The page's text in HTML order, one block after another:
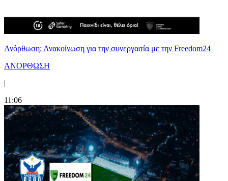
Ανόρθωση: Ανακοίνωση για την συνεργασία με την Freedom24
ΑΝΟΡΘΩΣΗ
|
11:06